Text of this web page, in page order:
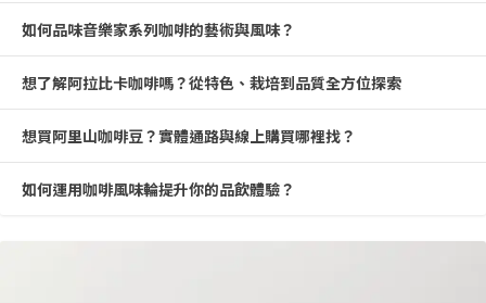
如何品味音樂家系列咖啡的藝術與風味？
想了解阿拉比卡咖啡嗎？從特色、栽培到品質全方位探索
想買阿里山咖啡豆？實體通路與線上購買哪裡找？
如何運用咖啡風味輪提升你的品飲體驗？